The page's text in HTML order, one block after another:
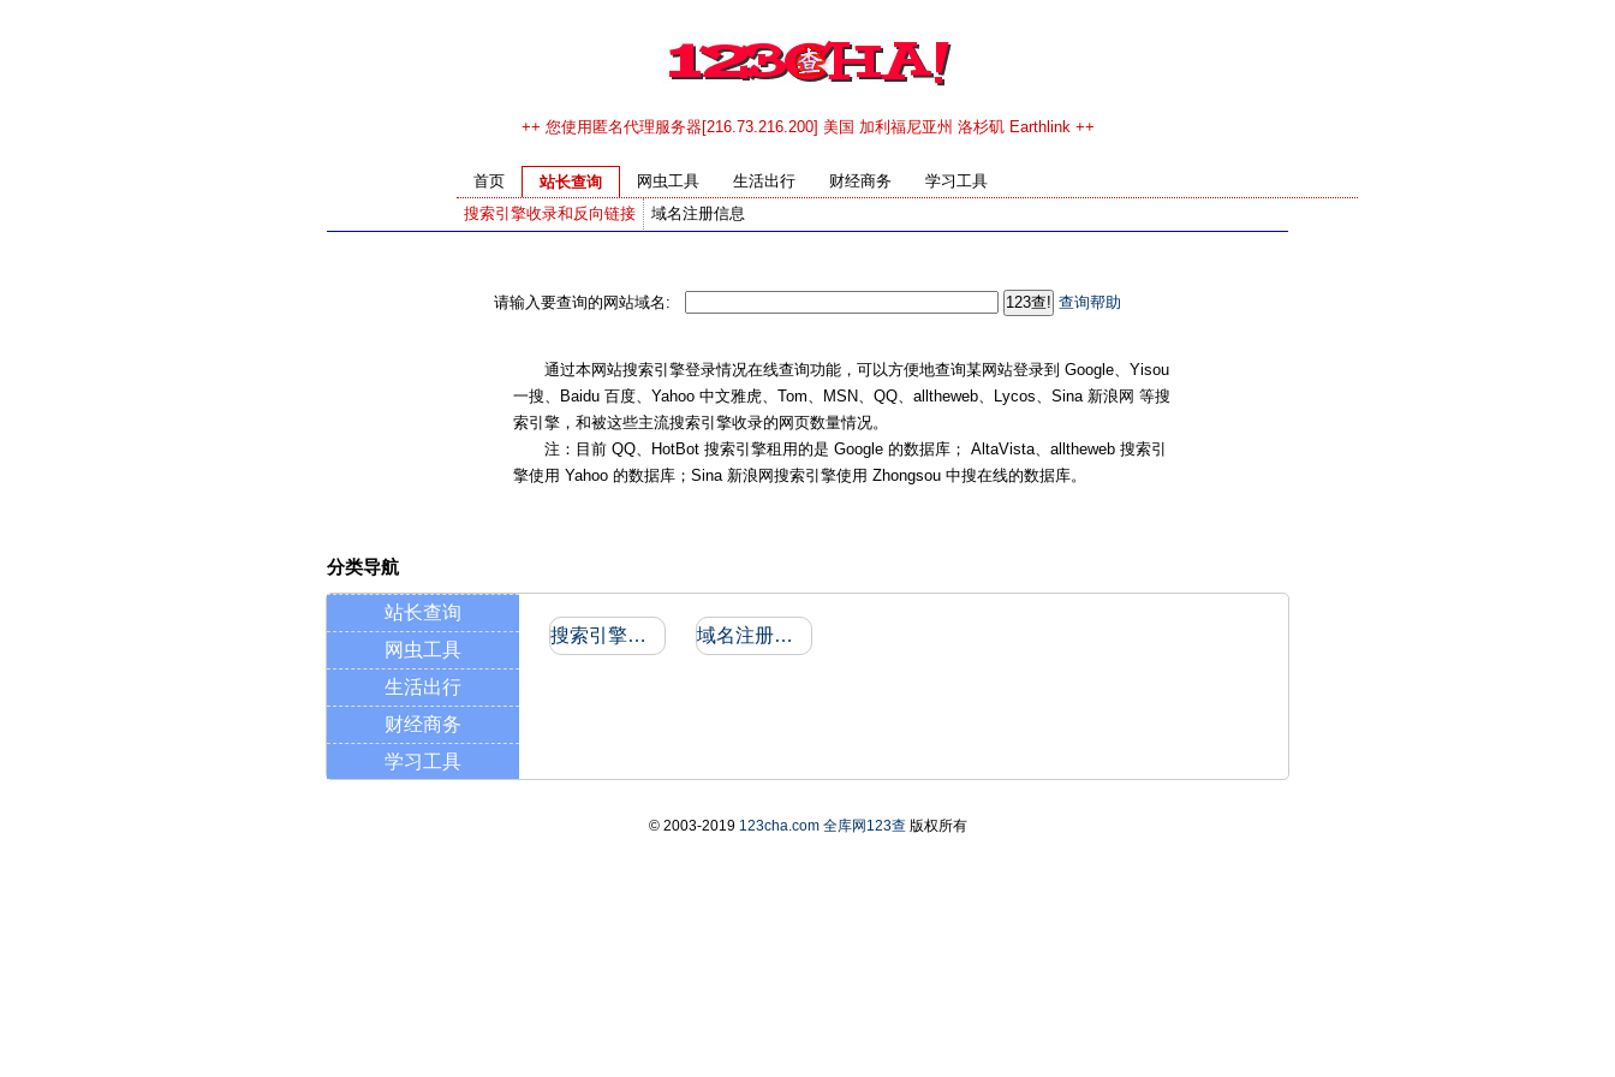
++ 您使用匿名代理服务器[216.73.216.200] 美国 加利福尼亚州 洛杉矶 Earthlink ++
首页
站长查询
搜索引擎收录和反向链接
域名注册信息
网虫工具 生活出行 财经商务 学习工具
请输入要查询的网站域名: 查询帮助
通过本网站搜索引擎登录情况在线查询功能，可以方便地查询某网站登录到 Google、Yisou
一搜、Baidu 百度、Yahoo 中文雅虎、Tom、MSN、QQ、alltheweb、Lycos、Sina 新浪网 等搜
索引擎，和被这些主流搜索引擎收录的网页数量情况。
注：目前 QQ、HotBot 搜索引擎租用的是 Google 的数据库； AltaVista、alltheweb 搜索引
擎使用 Yahoo 的数据库；Sina 新浪网搜索引擎使用 Zhongsou 中搜在线的数据库。
分类导航
站长查询
网虫工具
生活出行
财经商务
学习工具
搜索引擎收录和反向链接 域名注册信息
© 2003-2019 123cha.com 全库网123查版权所有